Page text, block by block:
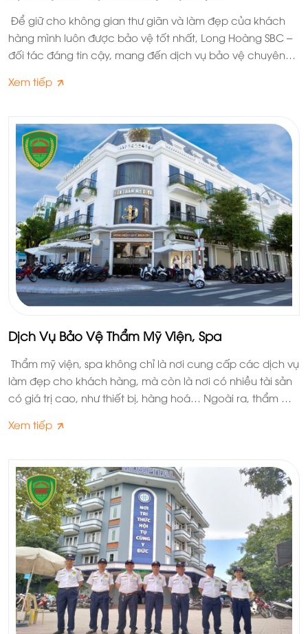
Để giữ cho không gian thư giãn và làm đẹp của khách
hàng mình luôn được bảo vệ tốt nhất, Long Hoàng SBC –
đối tác đáng tin cậy, mang đến dịch vụ bảo vệ chuyên
Xem tiếp
Dịch Vụ Bảo Vệ Thẩm Mỹ Viện, Spa
Thẩm mỹ viện, spa không chỉ là nơi cung cấp các dịch vụ
làm đẹp cho khách hàng, mà còn là nơi có nhiều tài sản
có giá trị cao, như thiết bị, hàng hoá… Ngoài ra, thẩm mỹ
khách hàng, bởi vì họ có thể bị quấy rối, xâm phạm hoặc
Xem tiếp